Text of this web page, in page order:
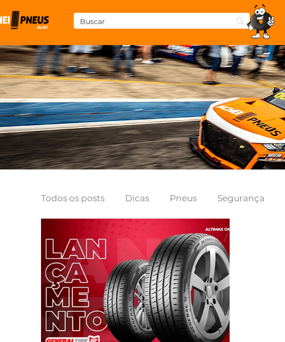
Todos os posts Dicas Pneus Segurança
Marcas de pneus Som Pneus para moto